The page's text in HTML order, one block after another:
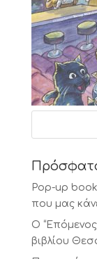
Pop-up
που μας
Ο
βιβλίου